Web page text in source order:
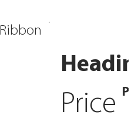
Ribbon
Price